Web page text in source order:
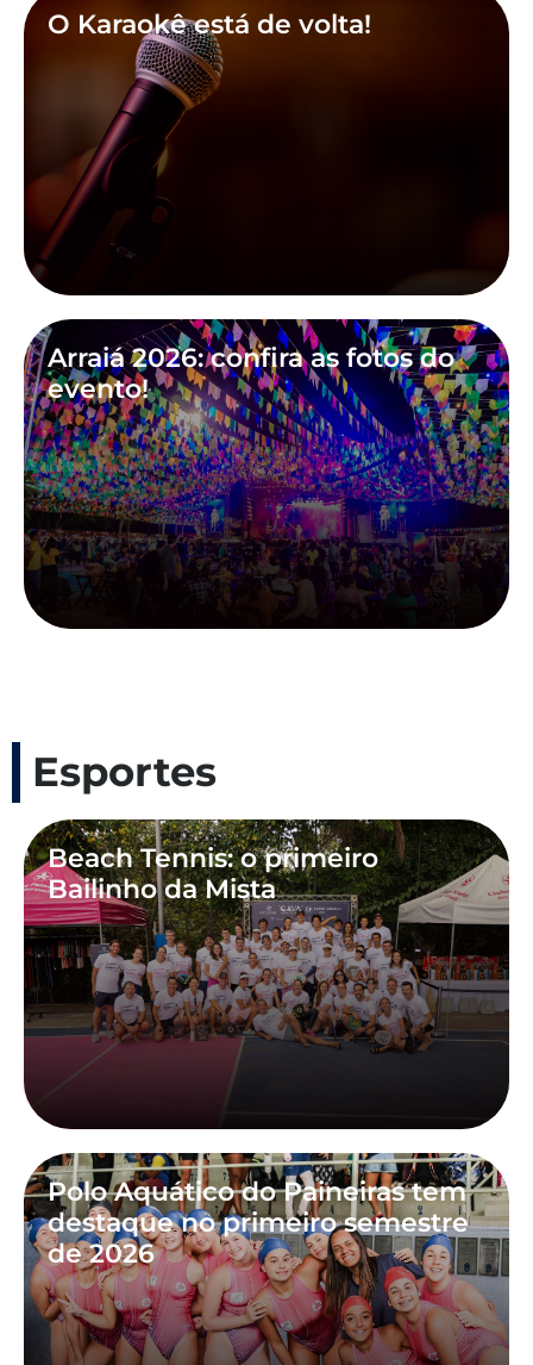
O Karaokê está de volta!
Arraiá 2026: confira as fotos do
evento!
Esportes
Beach Tennis: o primeiro
Bailinho da Mista
Polo Aquático do Paineiras tem
destaque no primeiro semestre
de 2026